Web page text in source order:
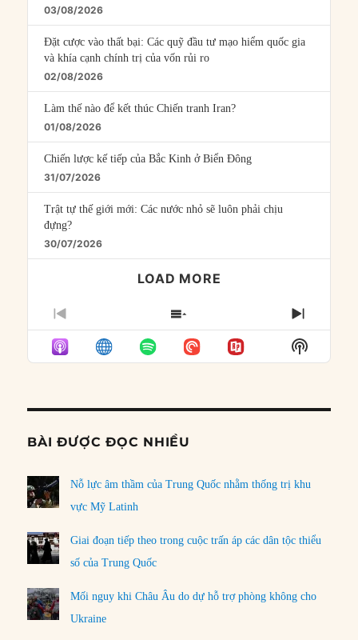
03/08/2026
Đặt cược vào thất bại: Các quỹ đầu tư mạo hiểm quốc gia
và khía cạnh chính trị của vốn rủi ro
02/08/2026
Làm thế nào để kết thúc Chiến tranh Iran?
01/08/2026
Chiến lược kế tiếp của Bắc Kinh ở Biển Đông
31/07/2026
Trật tự thế giới mới: Các nước nhỏ sẽ luôn phải chịu
đựng?
30/07/2026
LOAD MORE
PREVIOUS
EPISODE
SHOW
EPISODES
LIST
NEXT
Show
Podcast
BÀI ĐƯỢC ĐỌC NHIỀU
Nỗ lực âm thầm của Trung Quốc nhằm thống trị khu
vực Mỹ Latinh
Giai đoạn tiếp theo trong cuộc trấn áp các dân tộc thiểu
số của Trung Quốc
Mối nguy khi Châu Âu do dự hỗ trợ phòng không cho
Ukraine